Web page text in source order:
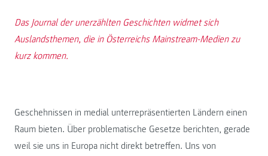
Das Journal der unerzählten Geschichten widmet sich
Auslandsthemen, die in Österreichs Mainstream-Medien zu
kurz kommen.
Geschehnissen in medial unterrepräsentierten Ländern einen
Raum bieten. Über problematische Gesetze berichten, gerade
weil sie uns in Europa nicht direkt betreffen. Uns von